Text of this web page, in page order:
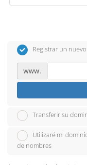
Registrar un
www.
Transferir su
Utilizaré mi
de nombres